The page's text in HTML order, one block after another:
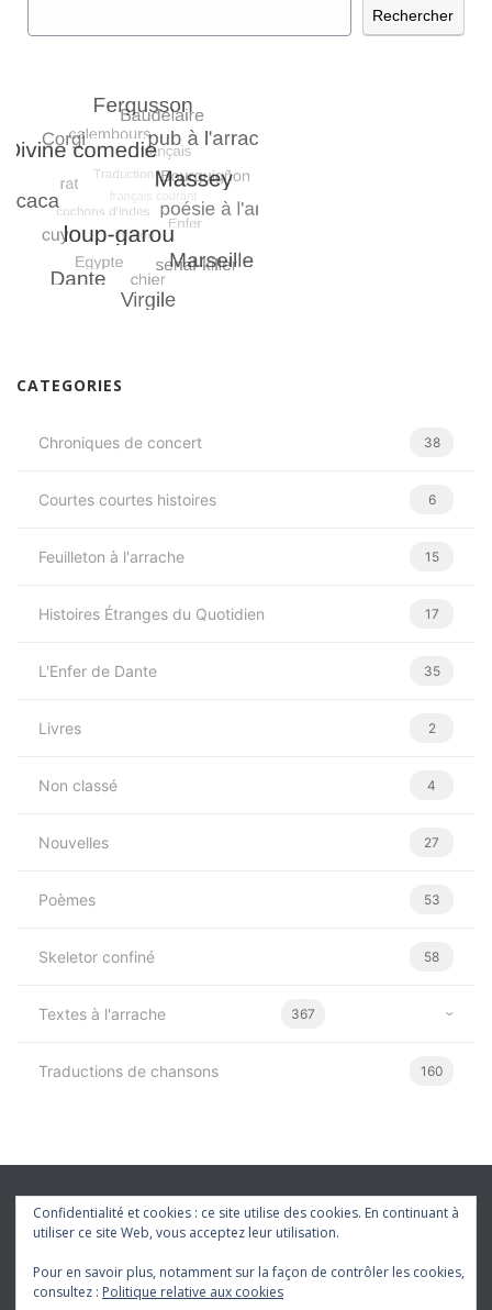
Rechercher
CATEGORIES
Chroniques de concert 38
Courtes courtes histoires 6
Feuilleton à l'arrache 15
Histoires Étranges du Quotidien 17
L'Enfer de Dante 35
Livres 2
Non classé 4
Nouvelles 27
Poèmes 53
Skeletor confiné 58
Textes à l'arrache 367
Traductions de chansons 160
Confidentialité et cookies : ce site utilise des cookies. En continuant à
utiliser ce site Web, vous acceptez leur utilisation.
Pour en savoir plus, notamment sur la façon de contrôler les cookies,
consultez : Politique relative aux cookies